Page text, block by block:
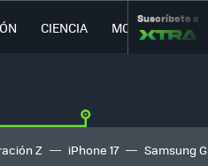
CIENCIA MOVILIDAD
Suscríbete a
Z iPhone 17 Samsung